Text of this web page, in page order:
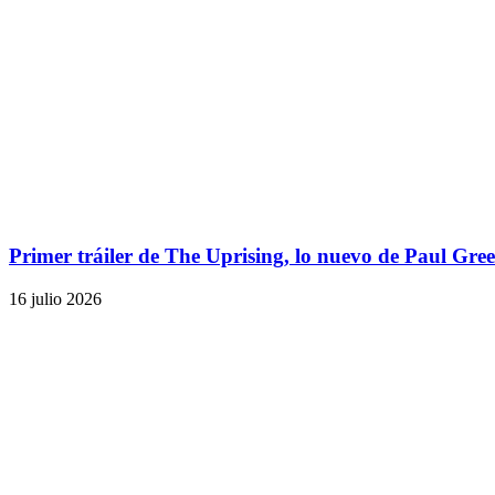
Primer tráiler de The Uprising, lo nuevo de Paul
16 julio 2026